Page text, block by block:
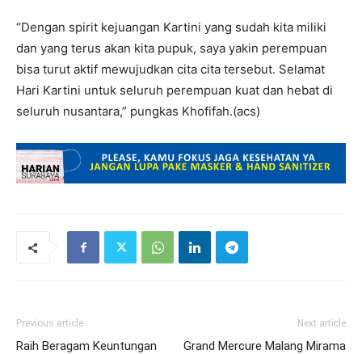
“Dengan spirit kejuangan Kartini yang sudah kita miliki
dan yang terus akan kita pupuk, saya yakin perempuan
bisa turut aktif mewujudkan cita cita tersebut. Selamat
Hari Kartini untuk seluruh perempuan kuat dan hebat di
seluruh nusantara,” pungkas Khofifah.(acs)
Previous article
Raih Beragam Keuntungan
Next article
Grand Mercure Malang Mirama